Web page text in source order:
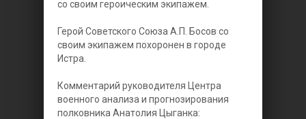
со своим героическим экипажем.
Герой Советского Союза А.П. Босов со
своим экипажем похоронен в городе
Истра.
Комментарий руководителя Центра
военного анализа и прогнозирования
полковника Анатолия Цыганка: